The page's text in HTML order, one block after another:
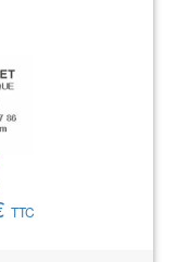
TTC